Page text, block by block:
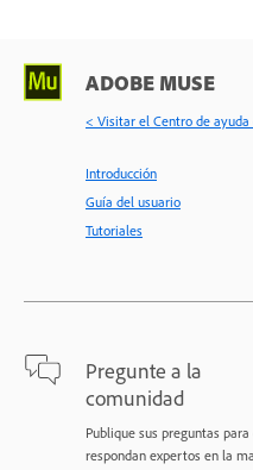
ADOBE MUSE
< Visitar el Centro de ayuda
Introducción
Guía del usuario
Tutoriales
Pregunte a la
comunidad
Publique sus preguntas
respondan expertos en la